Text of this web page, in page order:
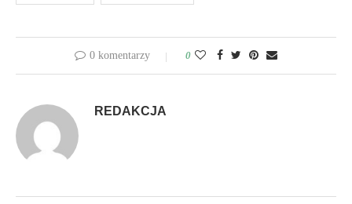
0 komentarzy 0
REDAKCJA